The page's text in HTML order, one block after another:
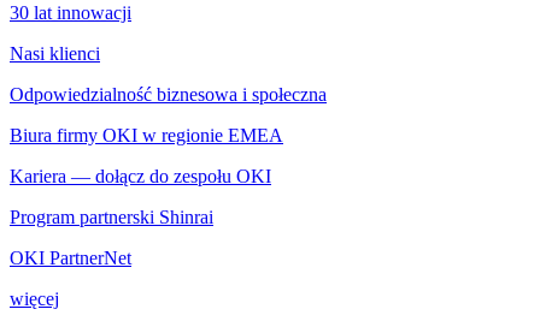
30 lat innowacji
Nasi klienci
Odpowiedzialność biznesowa i społeczna
Biura firmy OKI w regionie EMEA
Kariera — dołącz do zespołu OKI
Program partnerski Shinrai
OKI PartnerNet
więcej